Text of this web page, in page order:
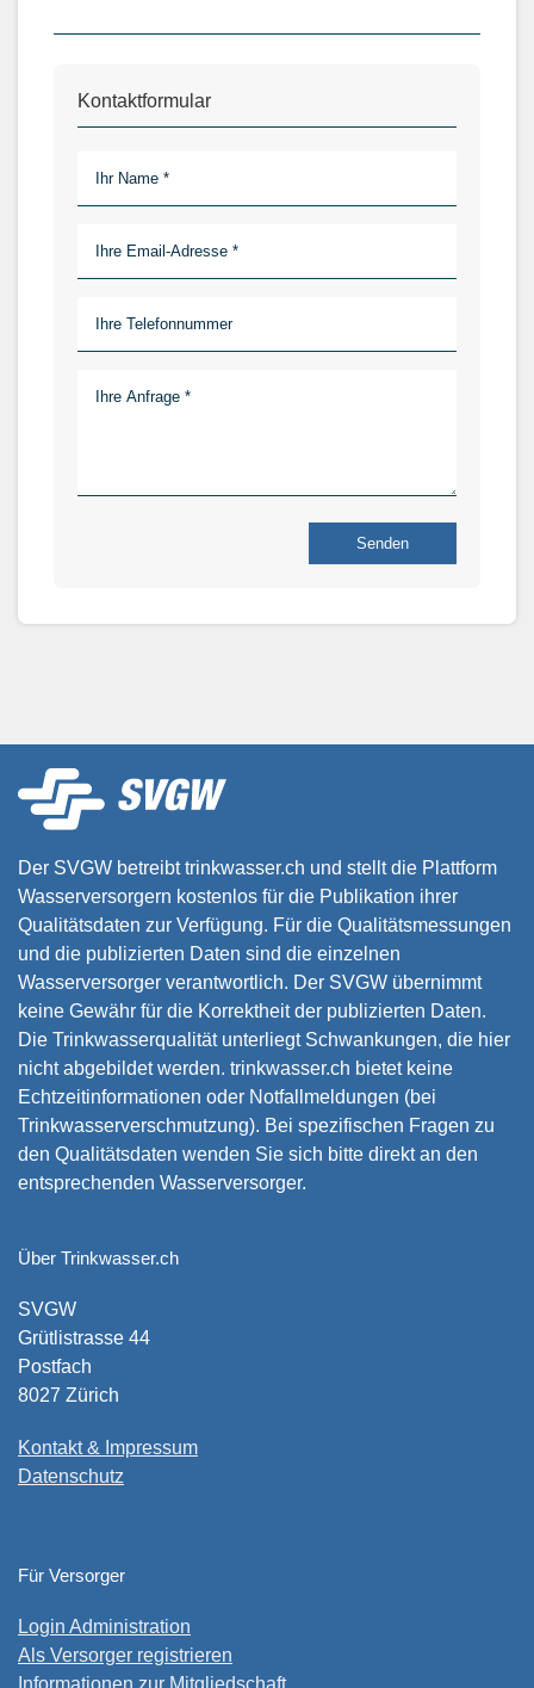
Kontaktformular
Senden
Der SVGW betreibt trinkwasser.ch und stellt die Plattform
Wasserversorgern kostenlos für die Publikation ihrer
Qualitätsdaten zur Verfügung. Für die Qualitätsmessungen
und die publizierten Daten sind die einzelnen
Wasserversorger verantwortlich. Der SVGW übernimmt
keine Gewähr für die Korrektheit der publizierten Daten.
Die Trinkwasserqualität unterliegt Schwankungen, die hier
nicht abgebildet werden. trinkwasser.ch bietet keine
Echtzeitinformationen oder Notfallmeldungen (bei
Trinkwasserverschmutzung). Bei spezifischen Fragen zu
den Qualitätsdaten wenden Sie sich bitte direkt an den
entsprechenden Wasserversorger.
Über Trinkwasser.ch
SVGW
Grütlistrasse 44
Postfach
8027 Zürich
Kontakt & Impressum
Datenschutz
Für Versorger
Login Administration
Als Versorger registrieren
Informationen zur Mitgliedschaft